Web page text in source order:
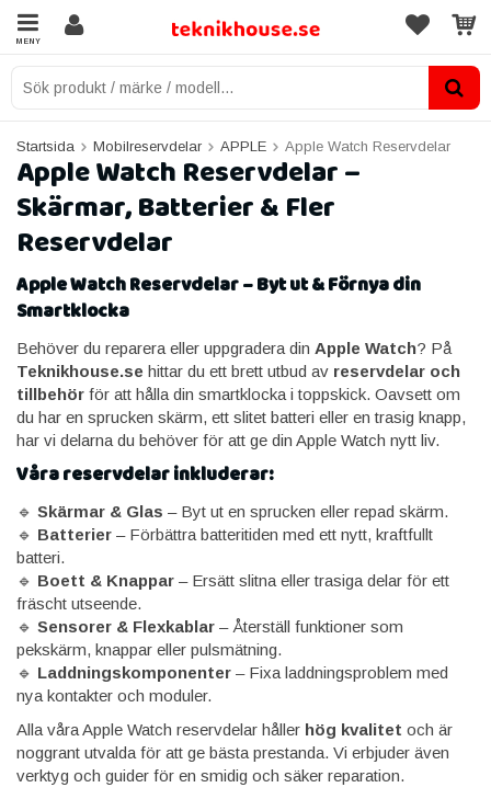
MENY
Startsida Mobilreservdelar APPLE Apple Watch Reservdelar
Apple Watch Reservdelar –
Skärmar, Batterier & Fler
Reservdelar
Apple Watch Reservdelar – Byt ut & Förnya din
Smartklocka
Behöver du reparera eller uppgradera din Apple Watch? På
Teknikhouse.se hittar du ett brett utbud av reservdelar och
tillbehör för att hålla din smartklocka i toppskick. Oavsett om
du har en sprucken skärm, ett slitet batteri eller en trasig knapp,
har vi delarna du behöver för att ge din Apple Watch nytt liv.
Våra reservdelar inkluderar:
🔹 Skärmar & Glas – Byt ut en sprucken eller repad skärm.
🔹 Batterier – Förbättra batteritiden med ett nytt, kraftfullt
batteri.
🔹 Boett & Knappar – Ersätt slitna eller trasiga delar för ett
fräscht utseende.
🔹 Sensorer & Flexkablar – Återställ funktioner som
pekskärm, knappar eller pulsmätning.
🔹 Laddningskomponenter – Fixa laddningsproblem med
nya kontakter och moduler.
Alla våra Apple Watch reservdelar håller hög kvalitet och är
noggrant utvalda för att ge bästa prestanda. Vi erbjuder även
verktyg och guider för en smidig och säker reparation.